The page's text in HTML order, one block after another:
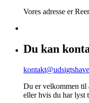
Vores adresse er
Du kan
Du er velkommen til
eller hvis du har lyst